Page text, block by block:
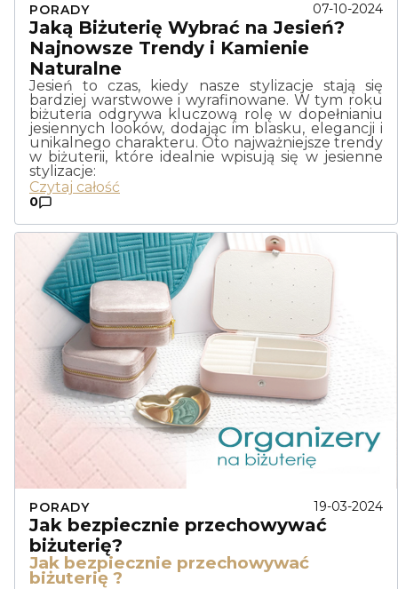
PORADY 07-10-2024
Jaką Biżuterię Wybrać na Jesień?
Najnowsze Trendy i Kamienie
Naturalne
Jesień to czas, kiedy nasze stylizacje stają się
bardziej warstwowe i wyrafinowane. W tym roku
biżuteria odgrywa kluczową rolę w dopełnianiu
jesiennych looków, dodając im blasku, elegancji i
unikalnego charakteru. Oto najważniejsze trendy
w biżuterii, które idealnie wpisują się w jesienne
stylizacje:
Czytaj całość
0
PORADY 19-03-2024
Jak bezpiecznie przechowywać
biżuterię?
Jak bezpiecznie przechowywać
biżuterię ?